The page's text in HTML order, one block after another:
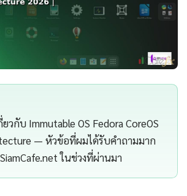
วกับ Immutable OS Fedora CoreOS
— หัวข้อที่ผมได้รับคำถามมาก
ในช่วงที่ผ่านมา